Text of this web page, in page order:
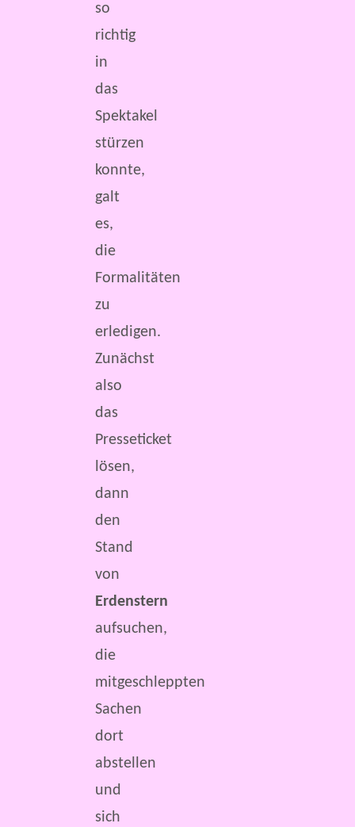
so
richtig
in
das
Spektakel
stürzen
konnte,
galt
es,
die
Formalitäten
zu
erledigen.
Zunächst
also
das
Presseticket
lösen,
dann
den
Stand
von
Erdenstern
aufsuchen,
die
mitgeschleppten
Sachen
dort
abstellen
und
sich